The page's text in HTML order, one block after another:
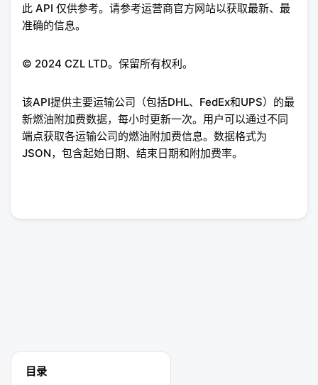
此 API 仅供参考。请参考运营商官方网站以获取最新、最
准确的信息。
© 2024 CZL LTD。保留所有权利。
该API提供主要运输公司（包括DHL、FedEx和UPS）的最
新燃油附加费数据，每小时更新一次。用户可以通过不同
端点获取各运输公司的燃油附加费信息。数据格式为
JSON，包含起始日期、结束日期和附加费率。
目录